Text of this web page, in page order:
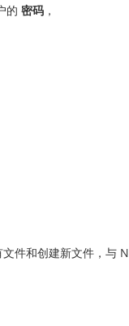
的 密码 ，
件和创建新文件，与